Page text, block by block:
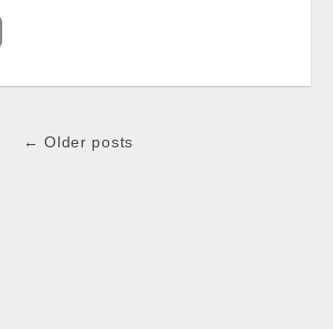
← Older posts